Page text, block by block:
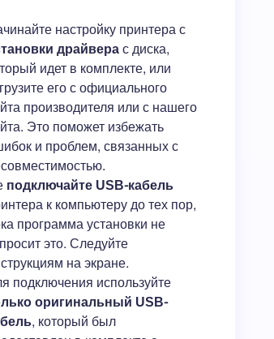
настройку принтера с
драйверас диска,
идет в комплекте, или
его с официального
производителя или с нашего
Это поможет избежать
и проблем, связанных с
подключайте USB-кабель
к компьютеру до тех пор,
программа установки не
это. Следуйте
на экране.
подключения используйте
оригинальный USB-
, который был